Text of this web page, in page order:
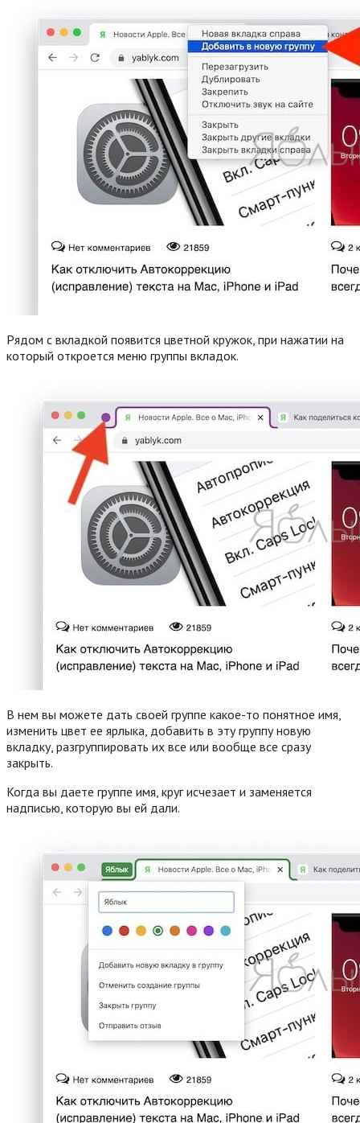
Рядом с вкладкой появится цветной кружок, при нажатии на
который откроется меню группы вкладок.
В нем вы можете дать своей группе какое-то понятное имя,
изменить цвет ее ярлыка, добавить в эту группу новую
вкладку, разгруппировать их все или вообще все сразу
закрыть.
Когда вы даете группе имя, круг исчезает и заменяется
надписью, которую вы ей дали.